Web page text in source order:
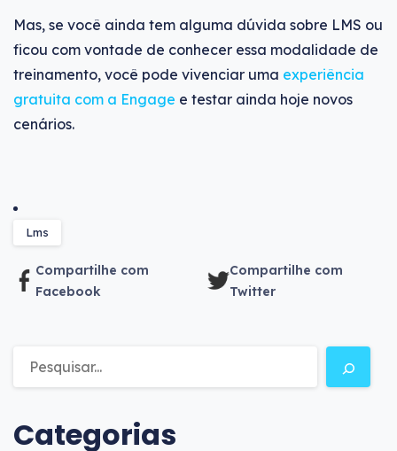
Mas, se você ainda tem alguma dúvida sobre LMS ou
ficou com vontade de conhecer essa modalidade de
treinamento, você pode vivenciar uma experiência
gratuita com a Engage e testar ainda hoje novos
cenários.
Lms
Compartilhe com
Facebook
Compartilhe com
Twitter
Categorias